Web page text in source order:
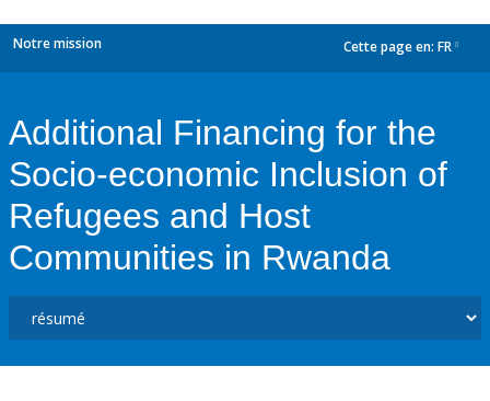
Notre mission Cette page en: FR
Additional Financing for the
Socio-economic Inclusion of
Refugees and Host
Communities in Rwanda